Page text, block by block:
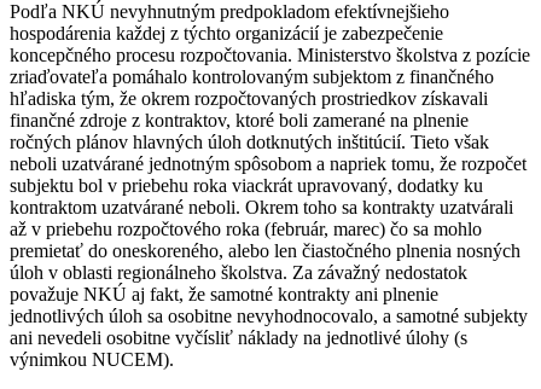
Podľa NKÚ nevyhnutným predpokladom efektívnejšieho
hospodárenia každej z týchto organizácií je zabezpečenie
koncepčného procesu rozpočtovania. Ministerstvo školstva z pozície
zriaďovateľa pomáhalo kontrolovaným subjektom z finančného
hľadiska tým, že okrem rozpočtovaných prostriedkov získavali
finančné zdroje z kontraktov, ktoré boli zamerané na plnenie
ročných plánov hlavných úloh dotknutých inštitúcií. Tieto však
neboli uzatvárané jednotným spôsobom a napriek tomu, že rozpočet
subjektu bol v priebehu roka viackrát upravovaný, dodatky ku
kontraktom uzatvárané neboli. Okrem toho sa kontrakty uzatvárali
až v priebehu rozpočtového roka (február, marec) čo sa mohlo
premietať do oneskoreného, alebo len čiastočného plnenia nosných
úloh v oblasti regionálneho školstva. Za závažný nedostatok
považuje NKÚ aj fakt, že samotné kontrakty ani plnenie
jednotlivých úloh sa osobitne nevyhodnocovalo, a samotné subjekty
ani nevedeli osobitne vyčísliť náklady na jednotlivé úlohy (s
výnimkou NUCEM).